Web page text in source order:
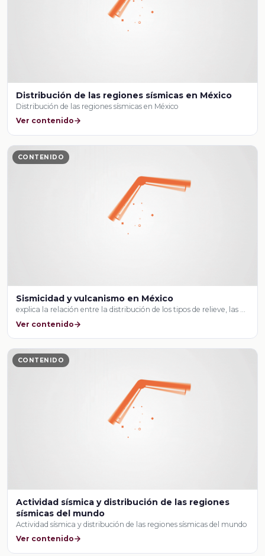
Distribución de las regiones sísmicas en México
Distribución de las regiones sísmicas en México
Ver contenido
CONTENIDO
Sismicidad y vulcanismo en México
explica la relación entre la distribución de los tipos de relieve, las …
Ver contenido
CONTENIDO
Actividad sísmica y distribución de las regiones
sísmicas del mundo
Actividad sísmica y distribución de las regiones sísmicas del mundo
Ver contenido